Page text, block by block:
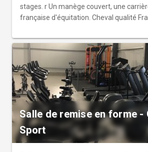
stages. r Un manège couvert, une
française d'équitation. Cheval qualité
Salle de remise en forme -
Sport